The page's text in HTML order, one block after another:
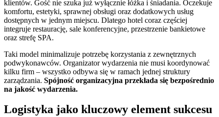
klientów. Gość nie szuka już wyłącznie łóżka i śniadania. Oczekuje
komfortu, estetyki, sprawnej obsługi oraz dodatkowych usług
dostępnych w jednym miejscu. Dlatego hotel coraz częściej
integruje restaurację, sale konferencyjne, przestrzenie bankietowe
oraz strefę SPA.
Taki model minimalizuje potrzebę korzystania z zewnętrznych
podwykonawców. Organizator wydarzenia nie musi koordynować
kilku firm – wszystko odbywa się w ramach jednej struktury
zarządzania. Spójność organizacyjna przekłada się bezpośrednio
na jakość wydarzenia.
Logistyka jako kluczowy element sukcesu